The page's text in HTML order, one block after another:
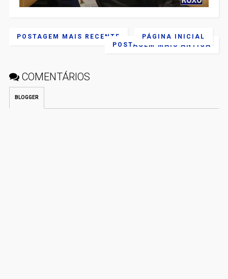
POSTAGEM MAIS RECENTE
POSTAGEM MAIS ANTIGA
PÁGINA INICIAL
COMENTÁRIOS
BLOGGER